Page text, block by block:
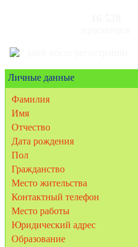
Личные данные
Фамилия
Имя
Отчество
Дата рождения
Пол
Гражданство
Место жительства
Контактный телефон
Место работы
Юридический адрес
Образование